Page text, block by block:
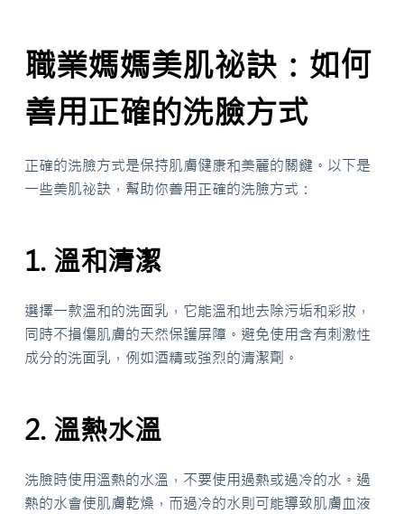
職業媽媽美肌祕訣：如何
善用正確的洗臉方式
正確的洗臉方式是保持肌膚健康和美麗的關鍵。以下是
一些美肌祕訣，幫助你善用正確的洗臉方式：
1. 溫和清潔
選擇一款溫和的洗面乳，它能溫和地去除污垢和彩妝，
同時不損傷肌膚的天然保護屏障。避免使用含有刺激性
成分的洗面乳，例如酒精或強烈的清潔劑。
2. 溫熱水溫
洗臉時使用溫熱的水溫，不要使用過熱或過冷的水。過
熱的水會使肌膚乾燥，而過冷的水則可能導致肌膚血液